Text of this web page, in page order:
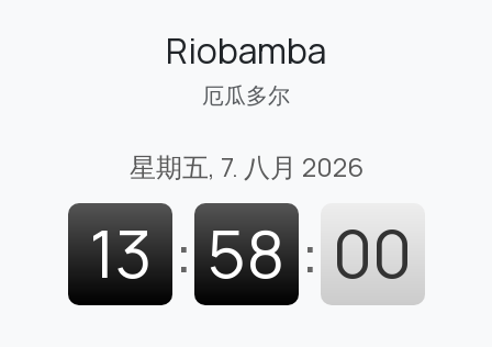
Riobamba
厄瓜多尔
星期五, 7. 八月 2026
13 : 58 : 01